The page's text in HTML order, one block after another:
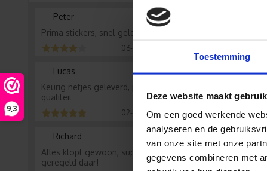
9,3
Toestemming
Deze website maakt
Om een goed werkende
analyseren en de
van onze site met onze
gegevens combineren met
Peter
Prima stickers, snel geleverd
06-08-2026
Lucas
Keurig netjes geleverd, prima
qualiteit
02-08-2026
Richard
Alles klopt gewoon, super
geregeld daar!
Meer
Wil je graag
vragen of